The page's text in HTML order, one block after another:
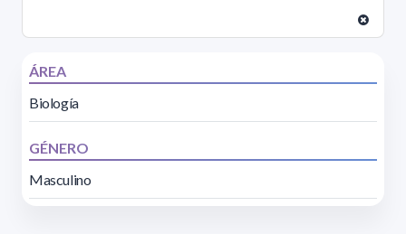
ÁREA
Biología
GÉNERO
Masculino